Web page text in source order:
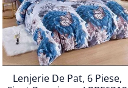
Lenjerie De Pat, 6 Piese,